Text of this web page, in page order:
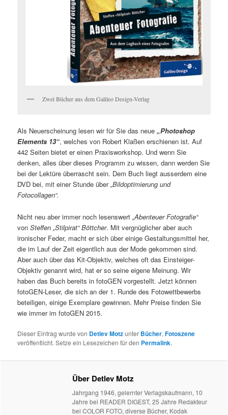
Zwei Bücher aus dem Galileo Design-Verlag
Als Neuerscheinung lesen wir für Sie das neue„Photoshop
Elements 13“, welches von Robert Klaßen erschienen ist. Auf
442 Seiten bietet er einen Praxisworkshop. Und wenn Sie
denken, alles über dieses Programm zu wissen, dann werden Sie
bei der Lektüre überrascht sein. Dem Buch liegt ausserdem eine
DVD bei, mit einer Stunde über„Bildoptimierung und
Fotocollagen“.
Nicht neu aber immer noch lesenswert „Abenteuer Fotografie“
von Steffen „Stilpirat“ Böttcher. Mit vergnüglicher aber auch
ironischer Feder, macht er sich über einige Gestaltungsmittel her,
die im Lauf der Zeit eigentlich aus der Mode gekommen sind.
Aber auch über das Kit-Objektiv, welches oft das Einsteiger-
Objektiv genannt wird, hat er so seine eigene Meinung. Wir
haben das Buch bereits in fotoGEN vorgestellt. Jetzt können
fotoGEN-Leser, die sich an der 1. Runde des Fotowettbewerbs
beteiligen, einige Exemplare gewinnen. Mehr Preise finden Sie
wie immer im fotoGEN 2015.
Dieser Eintrag wurde von Detlev Motzunter Bücher,Fotoszene
veröffentlicht. Setze ein Lesezeichen für den Permalink.
Über Detlev Motz
Jahrgang 1946, gelernter Verlagskaufmann, 10
Jahre bei READER DIGEST, 25 Jahre Redakteur
bei COLOR FOTO, diverse Bücher, Kodak